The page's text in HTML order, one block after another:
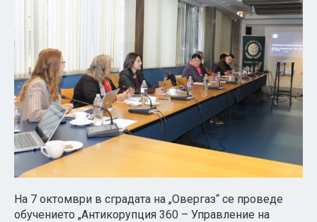
На 7 октомври в сградата на „Овергаз“ се проведе
обучението „Антикорупция 360 – Управление на